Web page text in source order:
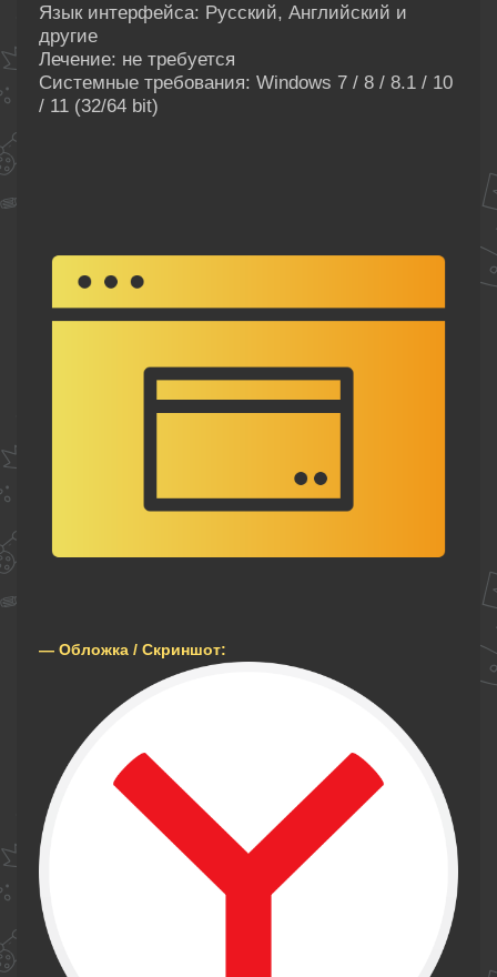
Язык интерфейса: Русский, Английский и
другие
Лечение: не требуется
Системные требования: Windows 7 / 8 / 8.1 / 10
/ 11 (32/64 bit)
— Обложка / Скриншот: